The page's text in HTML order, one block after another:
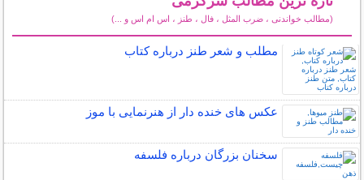
(مطالب خواندنی ، ضرب المثل ، فال ، طنز ، اس ام اس و ...)
مطلب و شعر طنز درباره کتاب
عکس های خنده دار از هنرنمایی با موز
سخنان بزرگان درباره فلسفه